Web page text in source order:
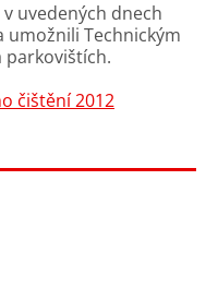
uvedených dnech
umožnili Technickým
parkovištích.
čištění 2012